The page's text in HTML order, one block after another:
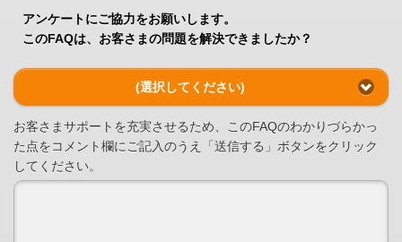
アンケートにご協力をお願いします。
このFAQは、お客さまの問題を解決できましたか？
(選択してください)
お客さまサポートを充実させるため、このFAQのわかりづらかっ
た点をコメント欄にご記入のうえ「送信する」ボタンをクリック
してください。